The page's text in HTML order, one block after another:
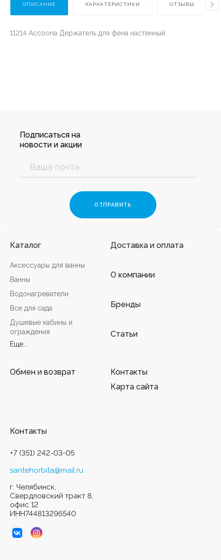
ОПИСАНИЕ ХАРАКТЕРИСТИКИ ОТЗЫВЫ
11214 Accoona Держатель для фена настенный
Подписаться на
новости и акции
Каталог
Аксессуары для ванны
Ванны
Водонагреватели
Все для сада
Душевые кабины и
ограждения
Еще...
Доставка и оплата
О компании
Бренды
Статьи
Обмен и возврат
Контакты
Карта сайта
Контакты
+7 (351) 242-03-05
santehorbita@mail.ru
г. Челябинск,
Свердловский тракт 8,
офис 12
ИНН744813296540